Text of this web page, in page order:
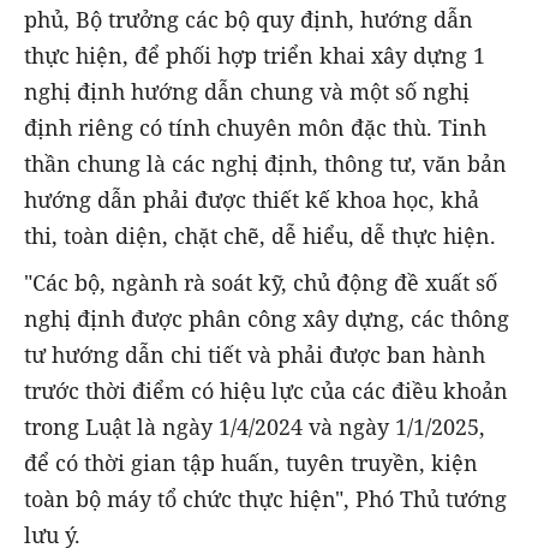
phủ, Bộ trưởng các bộ quy định, hướng dẫn
thực hiện, để phối hợp triển khai xây dựng 1
nghị định hướng dẫn chung và một số nghị
định riêng có tính chuyên môn đặc thù. Tinh
thần chung là các nghị định, thông tư, văn bản
hướng dẫn phải được thiết kế khoa học, khả
thi, toàn diện, chặt chẽ, dễ hiểu, dễ thực hiện.
"Các bộ, ngành rà soát kỹ, chủ động đề xuất số
nghị định được phân công xây dựng, các thông
tư hướng dẫn chi tiết và phải được ban hành
trước thời điểm có hiệu lực của các điều khoản
trong Luật là ngày 1/4/2024 và ngày 1/1/2025,
để có thời gian tập huấn, tuyên truyền, kiện
toàn bộ máy tổ chức thực hiện", Phó Thủ tướng
lưu ý.